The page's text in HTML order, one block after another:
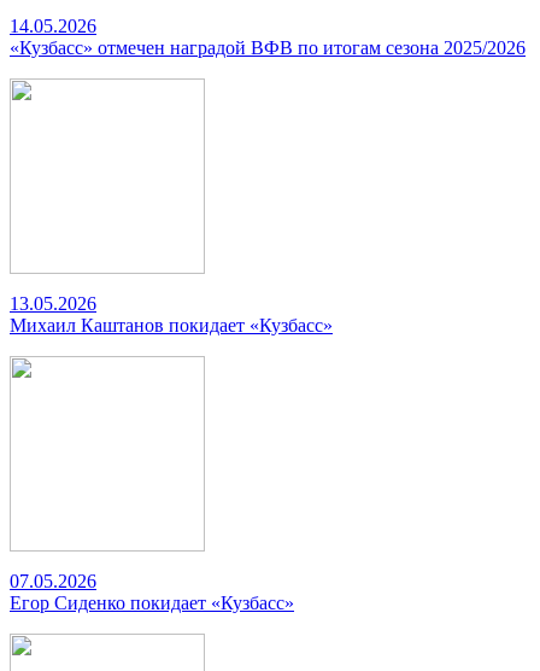
14.05.2026
«Кузбасс» отмечен наградой ВФВ по итогам сезона 2025/2026
13.05.2026
Михаил Каштанов покидает «Кузбасс»
07.05.2026
Егор Сиденко покидает «Кузбасс»